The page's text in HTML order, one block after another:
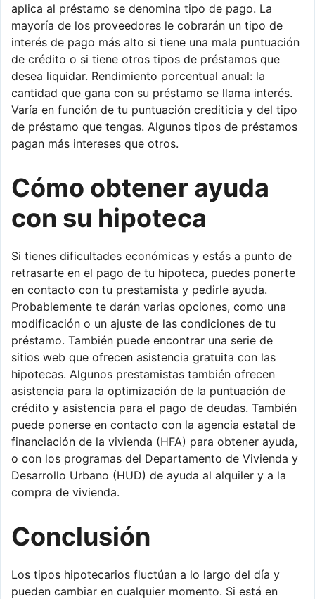
aplica al préstamo se denomina tipo de pago. La
mayoría de los proveedores le cobrarán un tipo de
interés de pago más alto si tiene una mala puntuación
de crédito o si tiene otros tipos de préstamos que
desea liquidar. Rendimiento porcentual anual: la
cantidad que gana con su préstamo se llama interés.
Varía en función de tu puntuación crediticia y del tipo
de préstamo que tengas. Algunos tipos de préstamos
pagan más intereses que otros.
Cómo obtener ayuda
con su hipoteca
Si tienes dificultades económicas y estás a punto de
retrasarte en el pago de tu hipoteca, puedes ponerte
en contacto con tu prestamista y pedirle ayuda.
Probablemente te darán varias opciones, como una
modificación o un ajuste de las condiciones de tu
préstamo. También puede encontrar una serie de
sitios web que ofrecen asistencia gratuita con las
hipotecas. Algunos prestamistas también ofrecen
asistencia para la optimización de la puntuación de
crédito y asistencia para el pago de deudas. También
puede ponerse en contacto con la agencia estatal de
financiación de la vivienda (HFA) para obtener ayuda,
o con los programas del Departamento de Vivienda y
Desarrollo Urbano (HUD) de ayuda al alquiler y a la
compra de vivienda.
Conclusión
Los tipos hipotecarios fluctúan a lo largo del día y
pueden cambiar en cualquier momento. Si está en